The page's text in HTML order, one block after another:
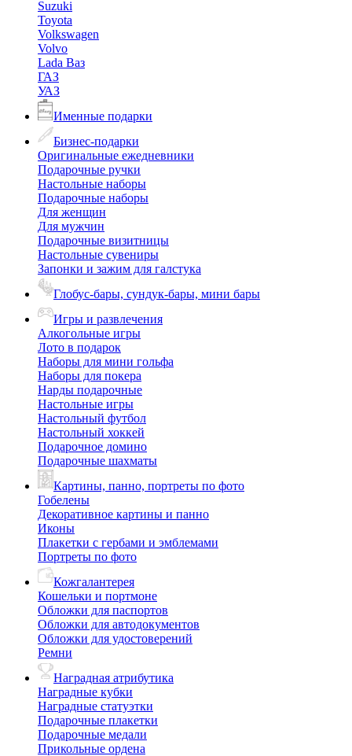
Suzuki
Toyota
Volkswagen
Volvo
Lada Ваз
ГАЗ
УАЗ
Именные подарки
Бизнес-подарки
Оригинальные ежедневники
Подарочные ручки
Настольные наборы
Подарочные наборы
Для женщин
Для мужчин
Подарочные визитницы
Настольные сувениры
Запонки и зажим для галстука
Глобус-бары, сундук-бары, мини бары
Игры и развлечения
Алкогольные игры
Лото в подарок
Наборы для мини гольфа
Наборы для покера
Нарды подарочные
Настольные игры
Настольный футбол
Настольный хоккей
Подарочное домино
Подарочные шахматы
Картины, панно, портреты по фото
Гобелены
Декоративное картины и панно
Иконы
Плакетки с гербами и эмблемами
Портреты по фото
Кожгалантерея
Кошельки и портмоне
Обложки для паспортов
Обложки для автодокументов
Обложки для удостоверений
Ремни
Наградная атрибутика
Наградные кубки
Наградные статуэтки
Подарочные плакетки
Подарочные медали
Прикольные ордена